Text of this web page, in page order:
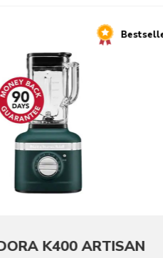
K400 ARTISAN